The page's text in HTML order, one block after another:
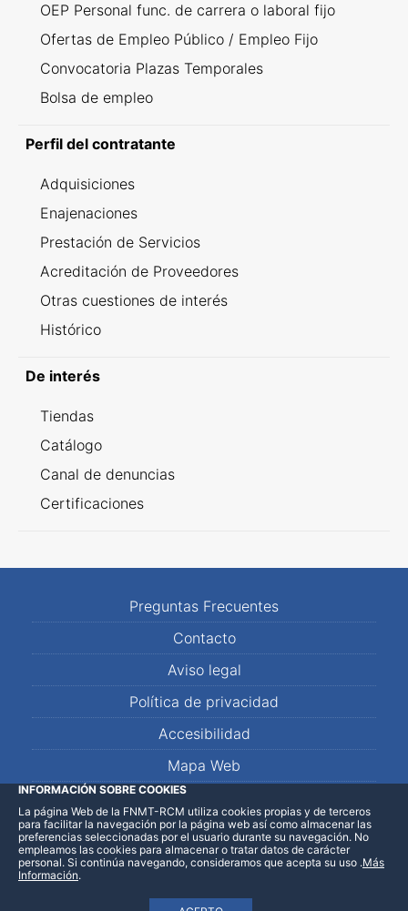
OEP Personal func. de carrera o laboral fijo
Ofertas de Empleo Público / Empleo Fijo
Convocatoria Plazas Temporales
Bolsa de empleo
Perfil del contratante
Adquisiciones
Enajenaciones
Prestación de Servicios
Acreditación de Proveedores
Otras cuestiones de interés
Histórico
De interés
Tiendas
Catálogo
Canal de denuncias
Certificaciones
Preguntas Frecuentes
Contacto
Aviso legal
Política de privacidad
Accesibilidad
Mapa Web
LinkedInFacebookWhatsApp
INFORMACIÓN SOBRE COOKIES
La página Web de la FNMT-RCM utiliza cookies propias y de terceros
para facilitar la navegación por la página web así como almacenar las
preferencias seleccionadas por el usuario durante su navegación. No
empleamos las cookies para almacenar o tratar datos de carácter
personal. Si continúa navegando, consideramos que acepta su uso .Más
Información.